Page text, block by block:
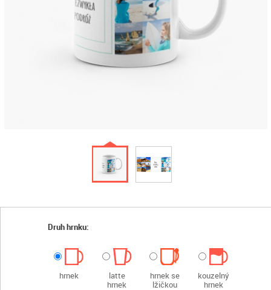
Druh hrnku:
hrnek
latte
hrnek
hrnek se
lžičkou
kouzelný
hrnek